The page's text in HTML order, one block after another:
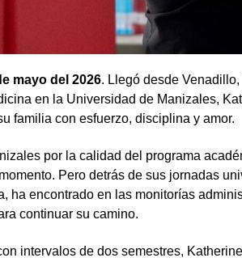
mayo del 2026. Llegó desde
en la Universidad de Manizales,
familia con esfuerzo, disciplina y amor.
por la calidad del programa
Pero detrás de sus jornadas
ha encontrado en las monitorías
continuar su camino.
intervalos de dos semestres,